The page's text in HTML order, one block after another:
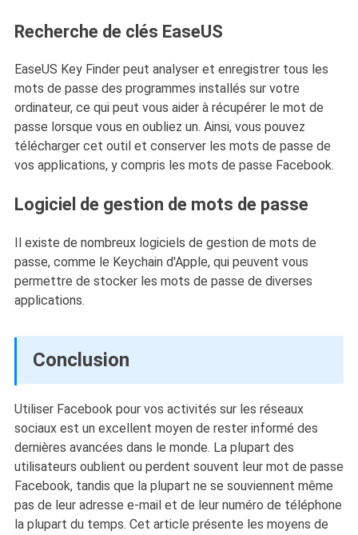
Recherche de clés EaseUS
EaseUS Key Finder peut analyser et enregistrer tous les
mots de passe des programmes installés sur votre
ordinateur, ce qui peut vous aider à récupérer le mot de
passe lorsque vous en oubliez un. Ainsi, vous pouvez
télécharger cet outil et conserver les mots de passe de
vos applications, y compris les mots de passe Facebook.
Logiciel de gestion de mots de passe
Il existe de nombreux logiciels de gestion de mots de
passe, comme le Keychain d'Apple, qui peuvent vous
permettre de stocker les mots de passe de diverses
applications.
Conclusion
Utiliser Facebook pour vos activités sur les réseaux
sociaux est un excellent moyen de rester informé des
dernières avancées dans le monde. La plupart des
utilisateurs oublient ou perdent souvent leur mot de passe
Facebook, tandis que la plupart ne se souviennent même
pas de leur adresse e-mail et de leur numéro de téléphone
la plupart du temps. Cet article présente les moyens de